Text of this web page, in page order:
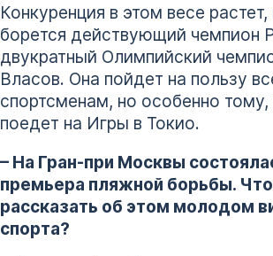
Конкуренция в этом весе
борется действующий чемпион
двукратный Олимпийский
Власов. Она пойдет на пользу
спортсменам, но особенно тому,
поедет на Игры в Токио.
– На Гран-при Москвы
премьера пляжной борьбы.
рассказать об этом молодом
спорта?